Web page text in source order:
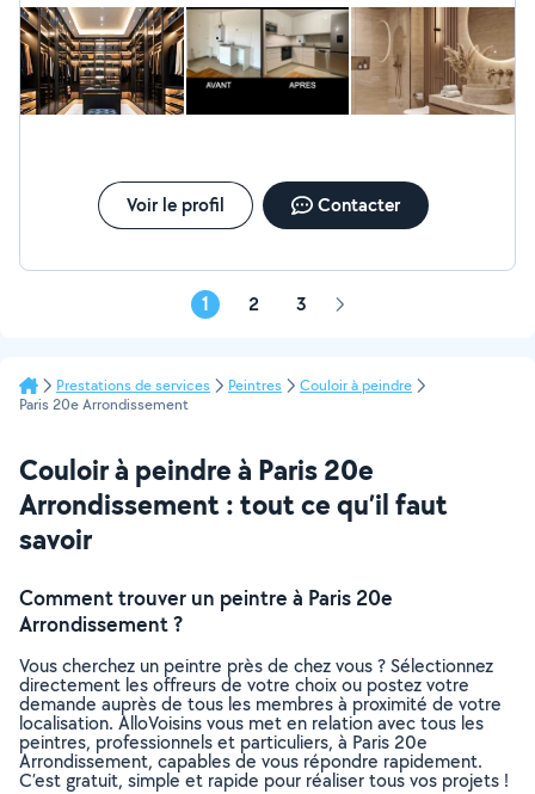
Voir le profil Contacter
1 2 3 Page
Prestations de services Peintres
Couloir à peindre
Paris 20e Arrondissement
Couloir à peindre à Paris 20e
Arrondissement : tout ce qu’il faut
savoir
Comment trouver un peintre à Paris 20e
Arrondissement ?
Vous cherchez un peintre près de chez vous ? Sélectionnez
directement les offreurs de votre choix ou postez votre
demande auprès de tous les membres à proximité de votre
localisation. AlloVoisins vous met en relation avec tous les
peintres, professionnels et particuliers, à Paris 20e
Arrondissement, capables de vous répondre rapidement.
C’est gratuit, simple et rapide pour réaliser tous vos projets !